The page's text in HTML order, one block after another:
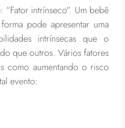
: “Fator intrínseco”. Um bebê
pode apresentar uma
intrínsecas que o
que outros. Vários fatores
como aumentando o risco
evento: